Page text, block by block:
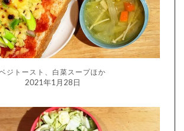
ジトースト、白菜スープほか
2021年1月28日